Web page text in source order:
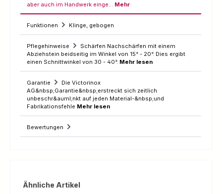
aber auch im Handwerk einge… Mehr
Funktionen Klinge, gebogen
Pflegehinweise
Schärfen Nachschärfen mit einem
Abziehstein beidseitig im Winkel von 15° - 20°. Dies ergibt
einen Schnittwinkel von 30 - 40°. Mehr lesen
Garantie
Die Victorinox
AG&nbsp;Garantie&nbsp;erstreckt sich zeitlich
unbeschr&auml;nkt auf jeden Material-&nbsp;und
Fabrikationsfehle Mehr lesen
Bewertungen
Produktgalerie überspringen
Ähnliche Artikel